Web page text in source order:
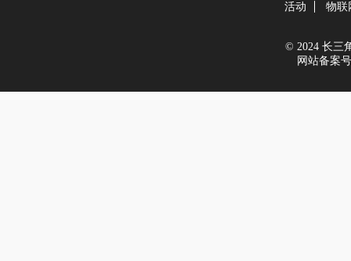
活动 物联
© 2024 长三
网站备案